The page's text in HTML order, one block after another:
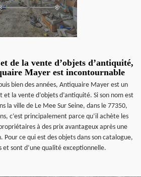
de la vente d’objets d’antiquité,
Mayer est incontournable
bien des années, Antiquaire Mayer est un
et la vente d’objets d’antiquité. Si son nom est
la ville de Le Mee Sur Seine, dans le 77350,
c’est principalement parce qu’il achète les
à des prix avantageux après une
ce qui est des objets dans son catalogue,
et sont d’une qualité exceptionnelle.